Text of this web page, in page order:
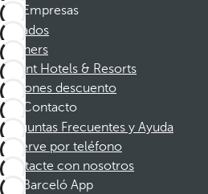
Empresas
Afiliados
Partners
Dorint Hotels & Resorts
Cupones descuento
Contacto
Preguntas Frecuentes y Ayuda
Reserve por teléfono
Contacte con nosotros
Barceló App